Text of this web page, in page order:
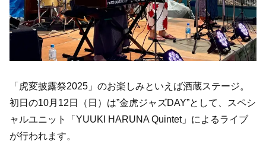
「虎変披露祭2025」のお楽しみといえば酒蔵ステージ。
初日の10月12日（日）は”金虎ジャズDAY”として、スペシ
ャルユニット「YUUKI HARUNA Quintet」によるライブ
が行われます。